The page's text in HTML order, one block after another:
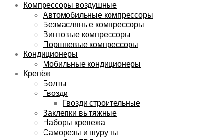
Компрессоры воздушные
Автомобильные компрессоры
Безмасляные компрессоры
Винтовые компрессоры
Поршневые компрессоры
Кондиционеры
Мобильные кондиционеры
Крепёж
Болты
Гвозди
Гвозди строительные
Заклепки вытяжные
Наборы крепежа
Саморезы и шурупы